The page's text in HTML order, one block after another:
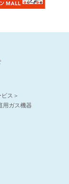
ス＞
用ガス機器